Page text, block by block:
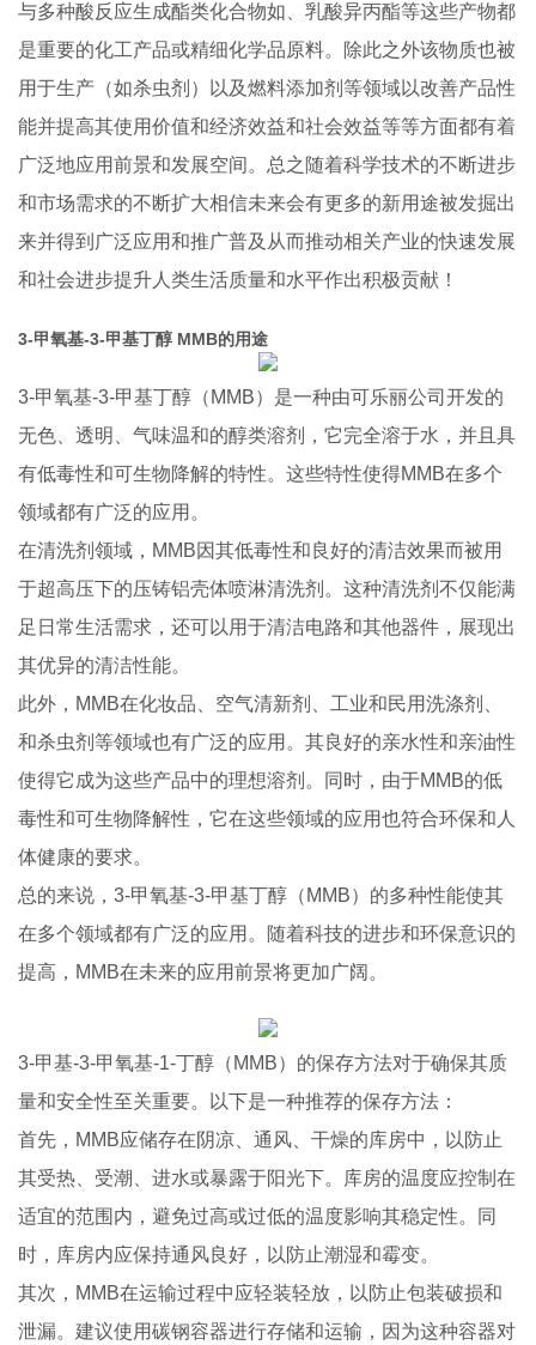
与多种酸反应生成酯类化合物如、乳酸异丙酯等这些产物都
是重要的化工产品或精细化学品原料。除此之外该物质也被
用于生产（如杀虫剂）以及燃料添加剂等领域以改善产品性
能并提高其使用价值和经济效益和社会效益等等方面都有着
广泛地应用前景和发展空间。总之随着科学技术的不断进步
和市场需求的不断扩大相信未来会有更多的新用途被发掘出
来并得到广泛应用和推广普及从而推动相关产业的快速发展
和社会进步提升人类生活质量和水平作出积极贡献！
3-甲氧基-3-甲基丁醇 MMB的用途
3-甲氧基-3-甲基丁醇（MMB）是一种由可乐丽公司开发的
无色、透明、气味温和的醇类溶剂，它完全溶于水，并且具
有低毒性和可生物降解的特性。这些特性使得MMB在多个
领域都有广泛的应用。
在清洗剂领域，MMB因其低毒性和良好的清洁效果而被用
于超高压下的压铸铝壳体喷淋清洗剂。这种清洗剂不仅能满
足日常生活需求，还可以用于清洁电路和其他器件，展现出
其优异的清洁性能。
此外，MMB在化妆品、空气清新剂、工业和民用洗涤剂、
和杀虫剂等领域也有广泛的应用。其良好的亲水性和亲油性
使得它成为这些产品中的理想溶剂。同时，由于MMB的低
毒性和可生物降解性，它在这些领域的应用也符合环保和人
体健康的要求。
总的来说，3-甲氧基-3-甲基丁醇（MMB）的多种性能使其
在多个领域都有广泛的应用。随着科技的进步和环保意识的
提高，MMB在未来的应用前景将更加广阔。
3-甲基-3-甲氧基-1-丁醇（MMB）的保存方法对于确保其质
量和安全性至关重要。以下是一种推荐的保存方法：
首先，MMB应储存在阴凉、通风、干燥的库房中，以防止
其受热、受潮、进水或暴露于阳光下。库房的温度应控制在
适宜的范围内，避免过高或过低的温度影响其稳定性。同
时，库房内应保持通风良好，以防止潮湿和霉变。
其次，MMB在运输过程中应轻装轻放，以防止包装破损和
泄漏。建议使用碳钢容器进行存储和运输，因为这种容器对